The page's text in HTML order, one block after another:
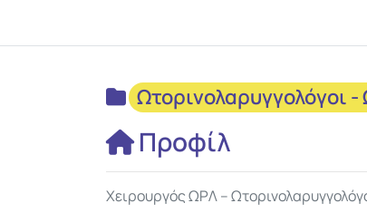
Ωτορινολαρυγγολόγοι
Προφίλ
Χειρουργός ΩΡΛ –